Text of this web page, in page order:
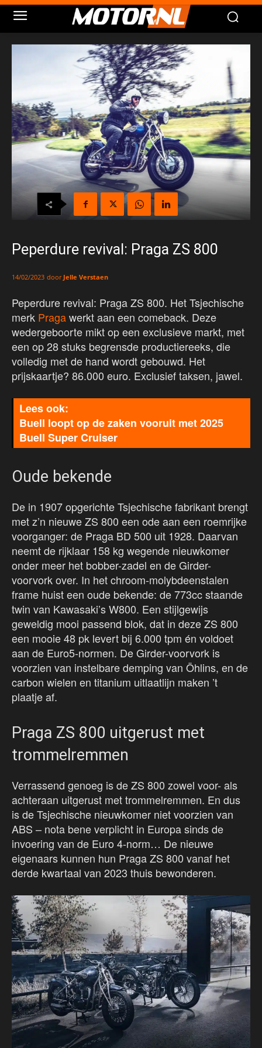
Peperdure revival: Praga ZS 800
14/02/2023 door Jelle Verstaen
Peperdure revival: Praga ZS 800. Het Tsjechische
merk Pragawerkt aan een comeback. Deze
wedergeboorte mikt op een exclusieve markt, met
een op 28 stuks begrensde productiereeks, die
volledig met de hand wordt gebouwd. Het
prijskaartje? 86.000 euro. Exclusief taksen, jawel.
Buell loopt op de zaken vooruit met 2025
Buell Super Cruiser
Oude bekende
De in 1907 opgerichte Tsjechische fabrikant brengt
met z’n nieuwe ZS 800 een ode aan een roemrijke
voorganger: de Praga BD 500 uit 1928. Daarvan
neemt de rijklaar 158 kg wegende nieuwkomer
onder meer het bobber-zadel en de Girder-
voorvork over. In het chroom-molybdeenstalen
frame huist een oude bekende: de 773cc staande
twin van Kawasaki’s W800. Een stijlgewijs
geweldig mooi passend blok, dat in deze ZS 800
een mooie 48 pk levert bij 6.000 tpm én voldoet
aan de Euro5-normen. De Girder-voorvork is
voorzien van instelbare demping van Öhlins, en de
carbon wielen en titanium uitlaatlijn maken ’t
plaatje af.
Praga ZS 800 uitgerust met
trommelremmen
Verrassend genoeg is de ZS 800 zowel voor- als
achteraan uitgerust met trommelremmen. En dus
is de Tsjechische nieuwkomer niet voorzien van
ABS – nota bene verplicht in Europa sinds de
invoering van de Euro 4-norm… De nieuwe
eigenaars kunnen hun Praga ZS 800 vanaf het
derde kwartaal van 2023 thuis bewonderen.